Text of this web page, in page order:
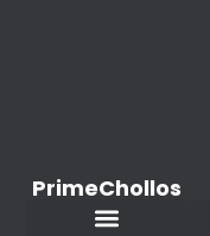
PrimeChollos